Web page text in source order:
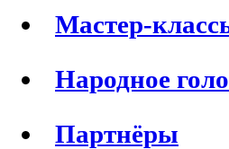
Мастер-
Народное
Партнёры